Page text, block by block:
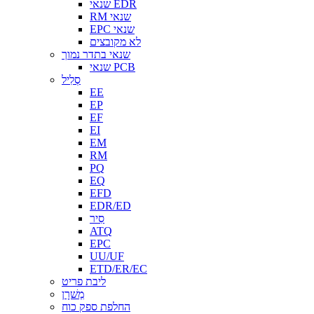
שנאי EDR
RM שנאי
EPC שנאי
לא מקובצים
שנאי בתדר נמוך
שנאי PCB
סְלִיל
EE
EP
EF
EI
EM
RM
PQ
EQ
EFD
EDR/ED
סִיר
ATQ
EPC
UU/UF
ETD/ER/EC
ליבת פריט
מַשׁרָן
החלפת ספק כוח